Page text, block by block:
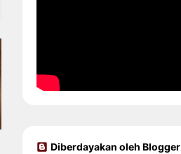
Diberdayakan oleh Blogger